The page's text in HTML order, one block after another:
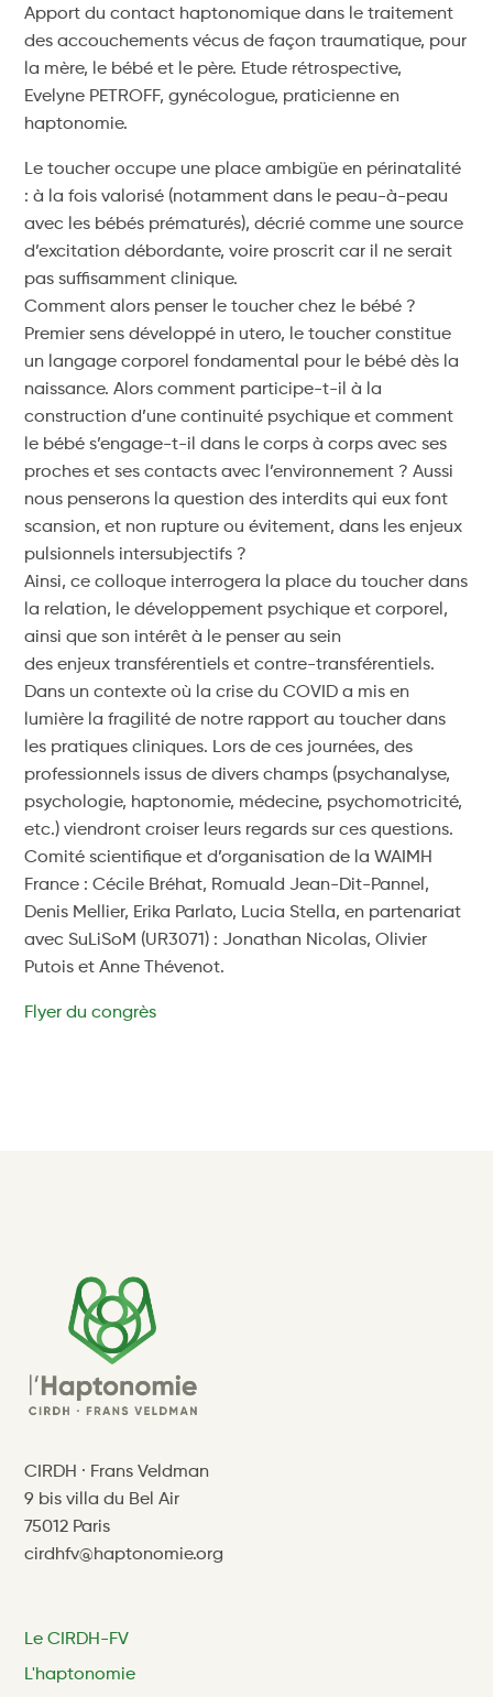
Apport du contact haptonomique dans le traitement
des accouchements vécus de façon traumatique, pour
la mère, le bébé et le père. Etude rétrospective,
Evelyne PETROFF, gynécologue, praticienne en
haptonomie.
Le toucher occupe une place ambigüe en périnatalité
: à la fois valorisé (notamment dans le peau-à-peau
avec les bébés prématurés), décrié comme une source
d’excitation débordante, voire proscrit car il ne serait
pas suffisamment clinique.
Comment alors penser le toucher chez le bébé ?
Premier sens développé in utero, le toucher constitue
un langage corporel fondamental pour le bébé dès la
naissance. Alors comment participe-t-il à la
construction d’une continuité psychique et comment
le bébé s’engage-t-il dans le corps à corps avec ses
proches et ses contacts avec l’environnement ? Aussi
nous penserons la question des interdits qui eux font
scansion, et non rupture ou évitement, dans les enjeux
pulsionnels intersubjectifs ?
Ainsi, ce colloque interrogera la place du toucher dans
la relation, le développement psychique et corporel,
ainsi que son intérêt à le penser au sein
des enjeux transférentiels et contre-transférentiels.
Dans un contexte où la crise du COVID a mis en
lumière la fragilité de notre rapport au toucher dans
les pratiques cliniques. Lors de ces journées, des
professionnels issus de divers champs (psychanalyse,
psychologie, haptonomie, médecine, psychomotricité,
etc.) viendront croiser leurs regards sur ces questions.
Comité scientifique et d’organisation de la WAIMH
France : Cécile Bréhat, Romuald Jean-Dit-Pannel,
Denis Mellier, Erika Parlato, Lucia Stella, en partenariat
avec SuLiSoM (UR3071) : Jonathan Nicolas, Olivier
Putois et Anne Thévenot.
Flyer du congrès
CIRDH · Frans Veldman
9 bis villa du Bel Air
75012 Paris
cirdhfv@haptonomie.org
Le CIRDH-FV
L'haptonomie